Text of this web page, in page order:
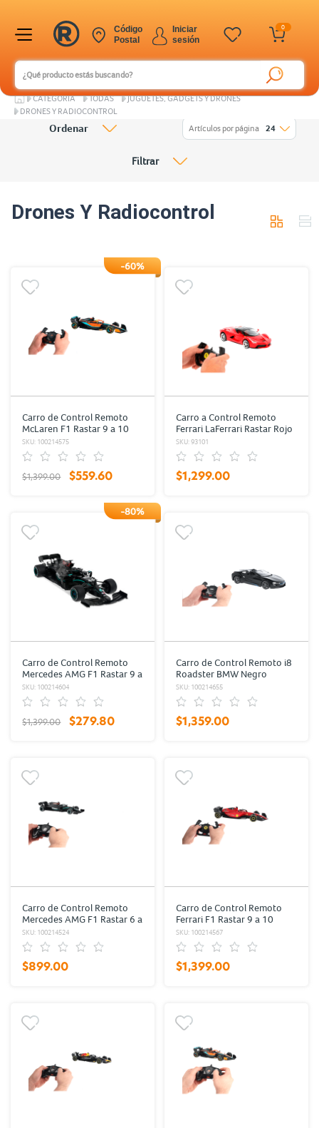
0
Iniciar
sesión
Código
Postal
CATEGORÍA TODAS
JUGUETES, GADGETS Y DRONES
DRONES Y RADIOCONTROL
Drones Y Radiocontrol
Ordenar Artículos por página 24
Filtrar
-60%
Carro de Control Remoto
McLaren F1 Rastar 9 a 10
km/hr 15 m Naranja
SKU: 100214575
$1,399.00 $559.60
Carro a Control Remoto
Ferrari LaFerrari Rastar Rojo
SKU: 93101
$1,299.00
-80%
Carro de Control Remoto
Mercedes AMG F1 Rastar 9 a
10 km/hr 15 m Negro
SKU: 100214604
$1,399.00 $279.80
Carro de Control Remoto i8
Roadster BMW Negro
SKU: 100214655
$1,359.00
Carro de Control Remoto
Mercedes AMG F1 Rastar 6 a
8 km/hr15 m Negro
SKU: 100214524
$899.00
Carro de Control Remoto
Ferrari F1 Rastar 9 a 10
km/hr 15 m Rojo
SKU: 100214567
$1,399.00